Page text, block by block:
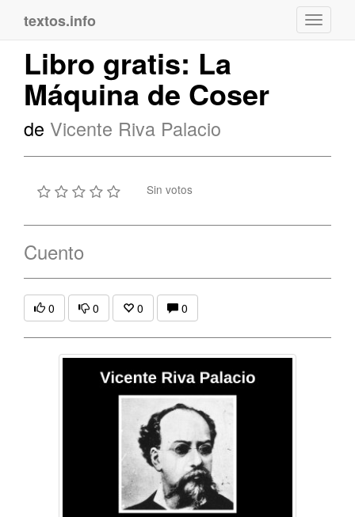
textos.info
Libro gratis: La
Máquina de Coser
de Vicente Riva Palacio
Sin votos
Cuento
0 0 0 0